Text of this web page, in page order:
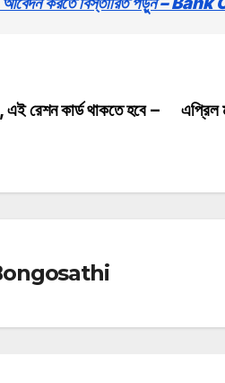
এপ্রিল
এই রেশন কার্ড থাকতে হবে –